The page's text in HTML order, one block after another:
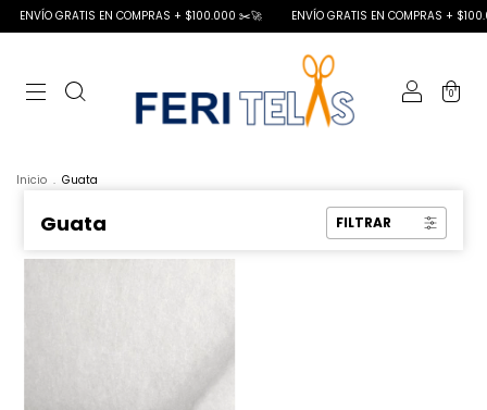
ENVÍO GRATIS EN COMPRAS + $100.000 ✂️🚀 ENVÍO GRATIS EN COMPRAS +
0
Inicio . Guata
Guata FILTRAR